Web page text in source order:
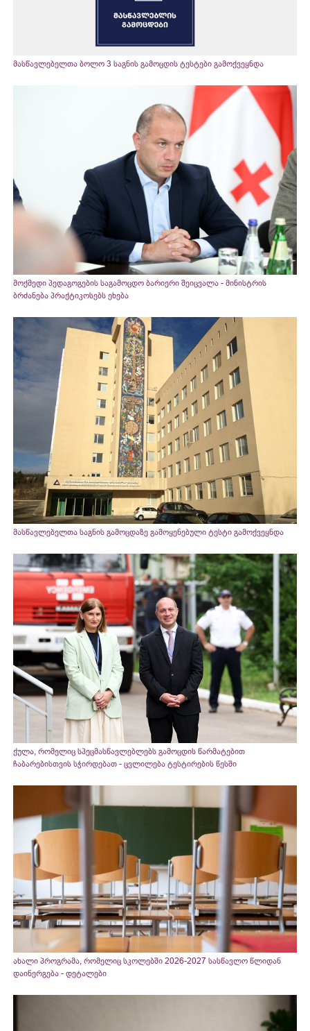
მასწავლებელთა ბოლო 3 საგნის გამოცდის ტესტები გამოქვეყნდა
მოქმედი პედაგოგების საგამოცდო ბარიერი შეიცვალა - მინისტრის
ბრძანება პრაქტიკოსებს ეხება
მასწავლებელთა საგნის გამოცდაზე გამოყენებული ტესტი გამოქვეყნდა
ქულა, რომელიც სპეცმასწავლებლებს გამოცდის წარმატებით
ჩაბარებისთვის სჭირდებათ - ცვლილება ტესტირების წესში
ახალი პროგრამა, რომელიც სკოლებში 2026-2027 სასწავლო წლიდან
დაინერგება - დეტალები